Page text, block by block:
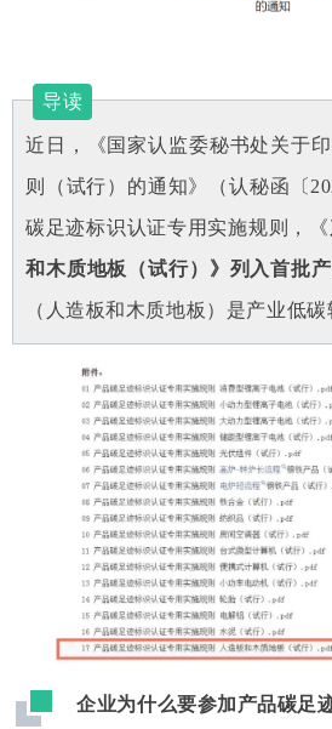
导读
近日，《国家认监委秘书处关于
则（试行）的通知》（认秘函〔
碳足迹标识认证专用实施规则，《
和木质地板（试行）》列入首批
（人造板和木质地板）是产业低
企业为什么要参加产品碳足